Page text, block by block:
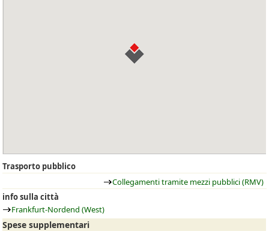
Trasporto pubblico
Collegamenti tramite mezzi pubblici (RMV)
info sulla città
Frankfurt-Nordend (West)
Spese supplementari